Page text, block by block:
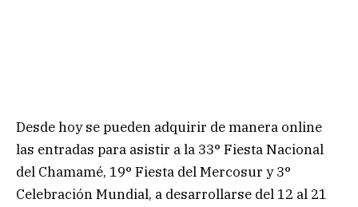
Desde hoy se pueden adquirir de manera online
las entradas para asistir a la 33° Fiesta Nacional
del Chamamé, 19° Fiesta del Mercosur y 3°
Celebración Mundial, a desarrollarse del 12 al 21